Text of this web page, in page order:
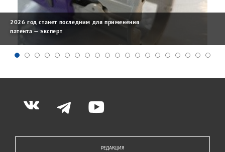
2026 год станет последним для применения
патента — эксперт
РЕДАКЦИЯ